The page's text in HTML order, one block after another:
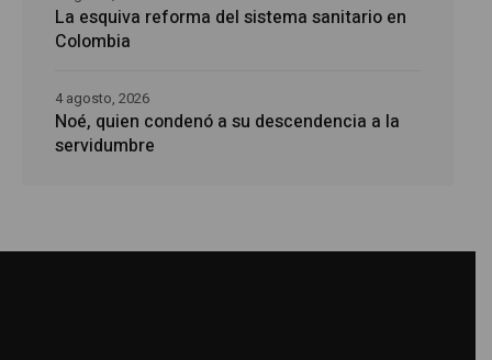
La esquiva reforma del sistema sanitario en
Colombia
Noé, quien condenó a su descendencia a la
servidumbre
4 agosto, 2026